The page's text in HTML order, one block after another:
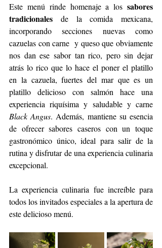
Este menú rinde homenaje a los sabores
tradicionales de la comida mexicana,
incorporando secciones nuevas como
cazuelas con carne  y queso que obviamente
nos dan ese sabor tan rico, pero sin dejar
atrás lo rico que lo hace el poner el platillo
en la cazuela, fuertes del mar que es un
platillo delicioso con salmón hace una
Black Angus. Además, mantiene su esencia
de ofrecer sabores caseros con un toque
gastronómico único, ideal para salir de la
rutina y disfrutar de una experiencia culinaria
excepcional.
La experiencia culinaria fue increíble para
todos los invitados especiales a la apertura de
este delicioso menú.